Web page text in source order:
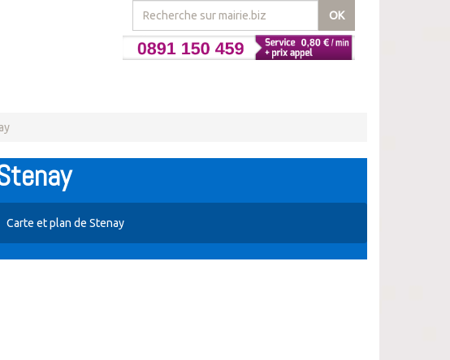
OK
Carte et plan de Stenay